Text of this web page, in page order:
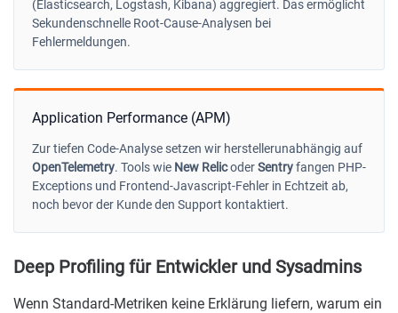
(Elasticsearch, Logstash, Kibana) aggregiert. Das ermöglicht
Sekundenschnelle Root-Cause-Analysen bei
Fehlermeldungen.
Application Performance (APM)
Zur tiefen Code-Analyse setzen wir herstellerunabhängig auf
OpenTelemetry. Tools wie New RelicoderSentryfangen PHP-
Exceptions und Frontend-Javascript-Fehler in Echtzeit ab,
noch bevor der Kunde den Support kontaktiert.
Deep Profiling für Entwickler und Sysadmins
Wenn Standard-Metriken keine Erklärung liefern, warum ein